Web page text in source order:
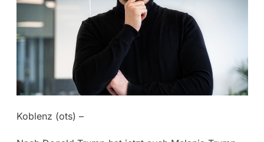
Koblenz (ots) –